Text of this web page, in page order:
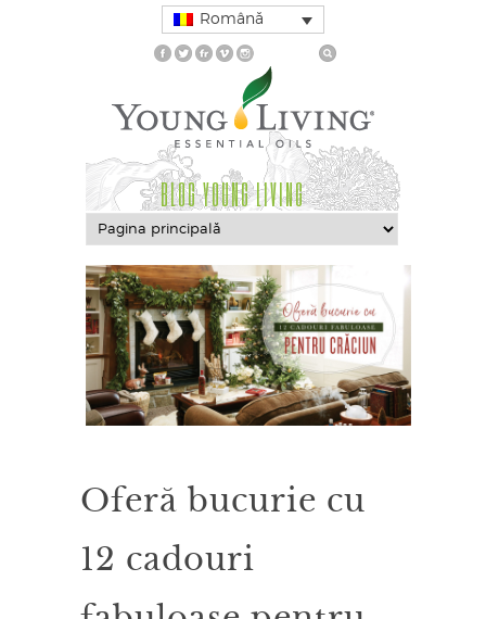
Română
BLOG YOUNG LIVING
Oferă bucurie cu
12 cadouri